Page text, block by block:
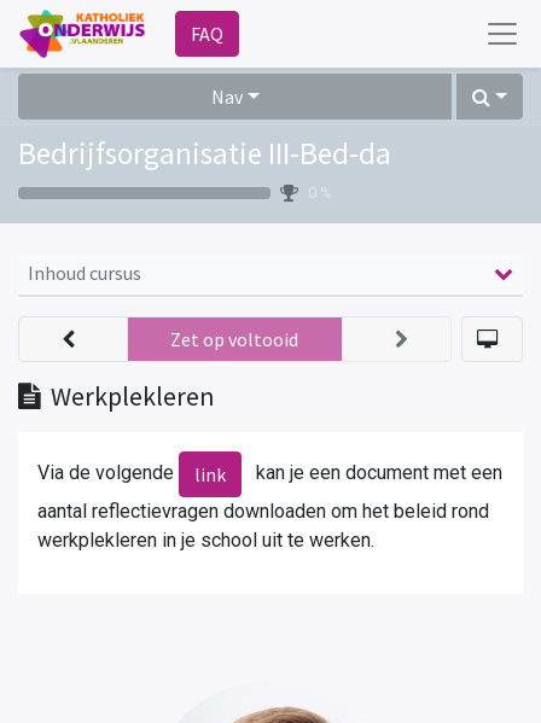
FAQ
Nav
Bedrijfsorganisatie III-Bed-da
0 %
Inhoud cursus
Werkplekleren
Zet op voltooid
Via de volgende link
kan je een document met een
aantal reflectievragen downloaden om het beleid rond
werkplekleren in je school uit te werken.